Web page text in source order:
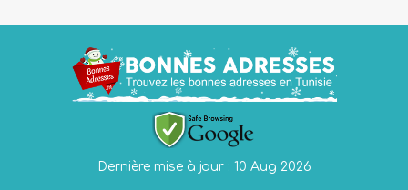
Dernière mise à jour : 10 Aug 2026